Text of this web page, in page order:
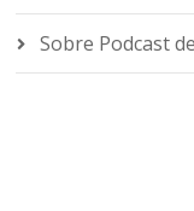
Sobre Podcast